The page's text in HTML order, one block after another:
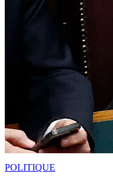
POLITIQUE